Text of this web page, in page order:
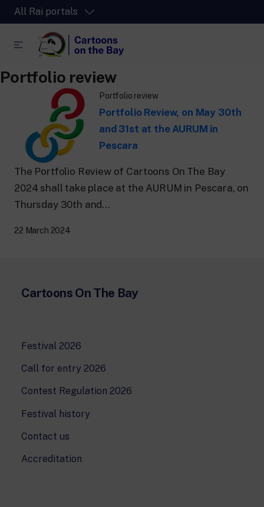
All Rai portals
The video streaming platform for all.
RaiPlay
The digital platform of the Rai Radio
channels.
RaiPlay Sound
A safe space full of cartoons for the kids.
RaiPlay YoYo
Rai TgR
Cultural insights on Art, Literature,
History and much more.
Rai Cultura
For secondary schools, universities,
Rai Scuola
Portfolio review
Portfolio review
Portfolio Review, on May 30th
and 31st at the AURUM in
Pescara
The Portfolio Review of Cartoons On The Bay
2024 shall take place at the AURUM in Pescara, on
Thursday 30th and...
22 March 2024
Cartoons On The Bay
Festival 2026
Call for entry 2026
Contest Regulation 2026
Festival history
Contact us
Accreditation